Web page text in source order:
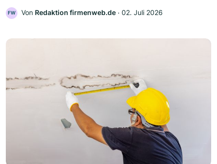
FW Von Redaktion firmenweb.de ‧ 02. Juli 2026